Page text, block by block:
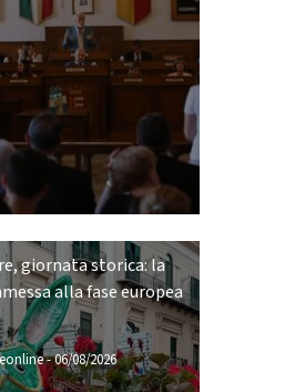
giornata storica: la
alla fase europea
-06/08/2026